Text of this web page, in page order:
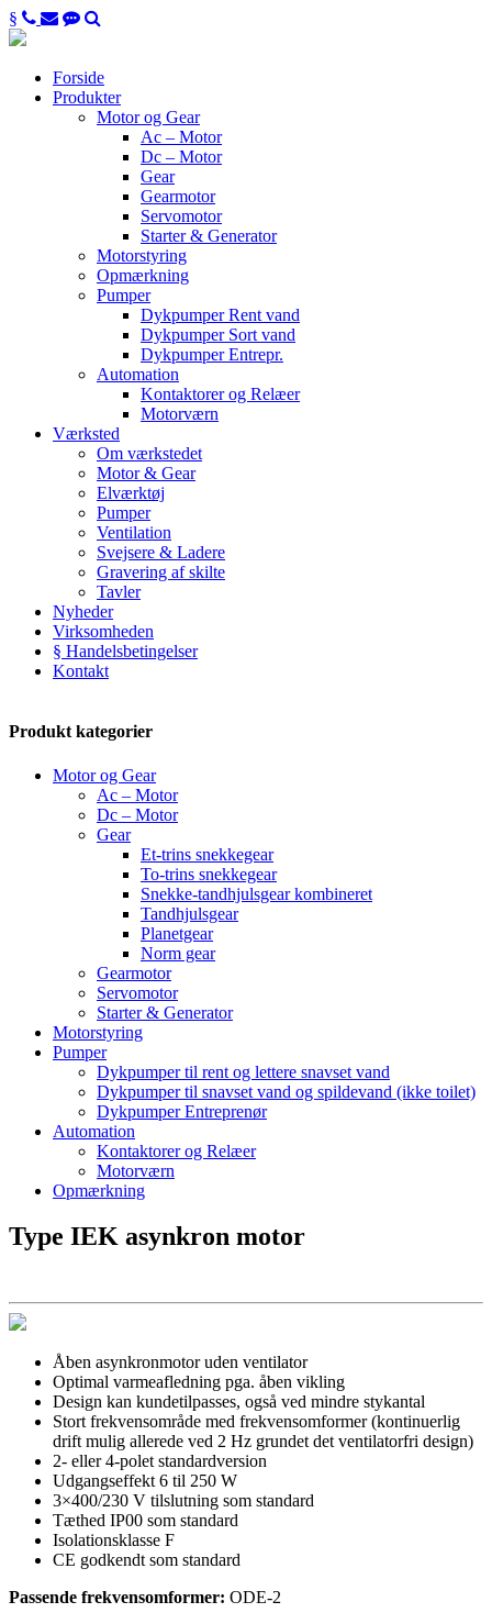
§
Forside
Produkter
Motor og Gear
Ac – Motor
Dc – Motor
Gear
Gearmotor
Servomotor
Starter & Generator
Motorstyring
Opmærkning
Pumper
Dykpumper Rent vand
Dykpumper Sort vand
Dykpumper Entrepr.
Automation
Kontaktorer og Relæer
Motorværn
Værksted
Om værkstedet
Motor & Gear
Elværktøj
Pumper
Ventilation
Svejsere & Ladere
Gravering af skilte
Tavler
Nyheder
Virksomheden
§ Handelsbetingelser
Kontakt
Produkt kategorier
Motor og Gear
Ac – Motor
Dc – Motor
Gear
Et-trins snekkegear
To-trins snekkegear
Snekke-tandhjulsgear kombineret
Tandhjulsgear
Planetgear
Norm gear
Gearmotor
Servomotor
Starter & Generator
Motorstyring
Pumper
Dykpumper til rent og lettere snavset vand
Dykpumper til snavset vand og spildevand (ikke toilet)
Dykpumper Entreprenør
Automation
Kontaktorer og Relæer
Motorværn
Opmærkning
Type IEK asynkron motor
Åben asynkronmotor uden ventilator
Optimal varmeafledning pga. åben vikling
Design kan kundetilpasses, også ved mindre stykantal
Stort frekvensområde med frekvensomformer (kontinuerlig
drift mulig allerede ved 2 Hz grundet det ventilatorfri design)
2- eller 4-polet standardversion
Udgangseffekt 6 til 250 W
3×400/230 V tilslutning som standard
Tæthed IP00 som standard
Isolationsklasse F
CE godkendt som standard
Passende frekvensomformer: ODE-2